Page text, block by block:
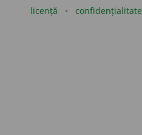
licență confidențialitate